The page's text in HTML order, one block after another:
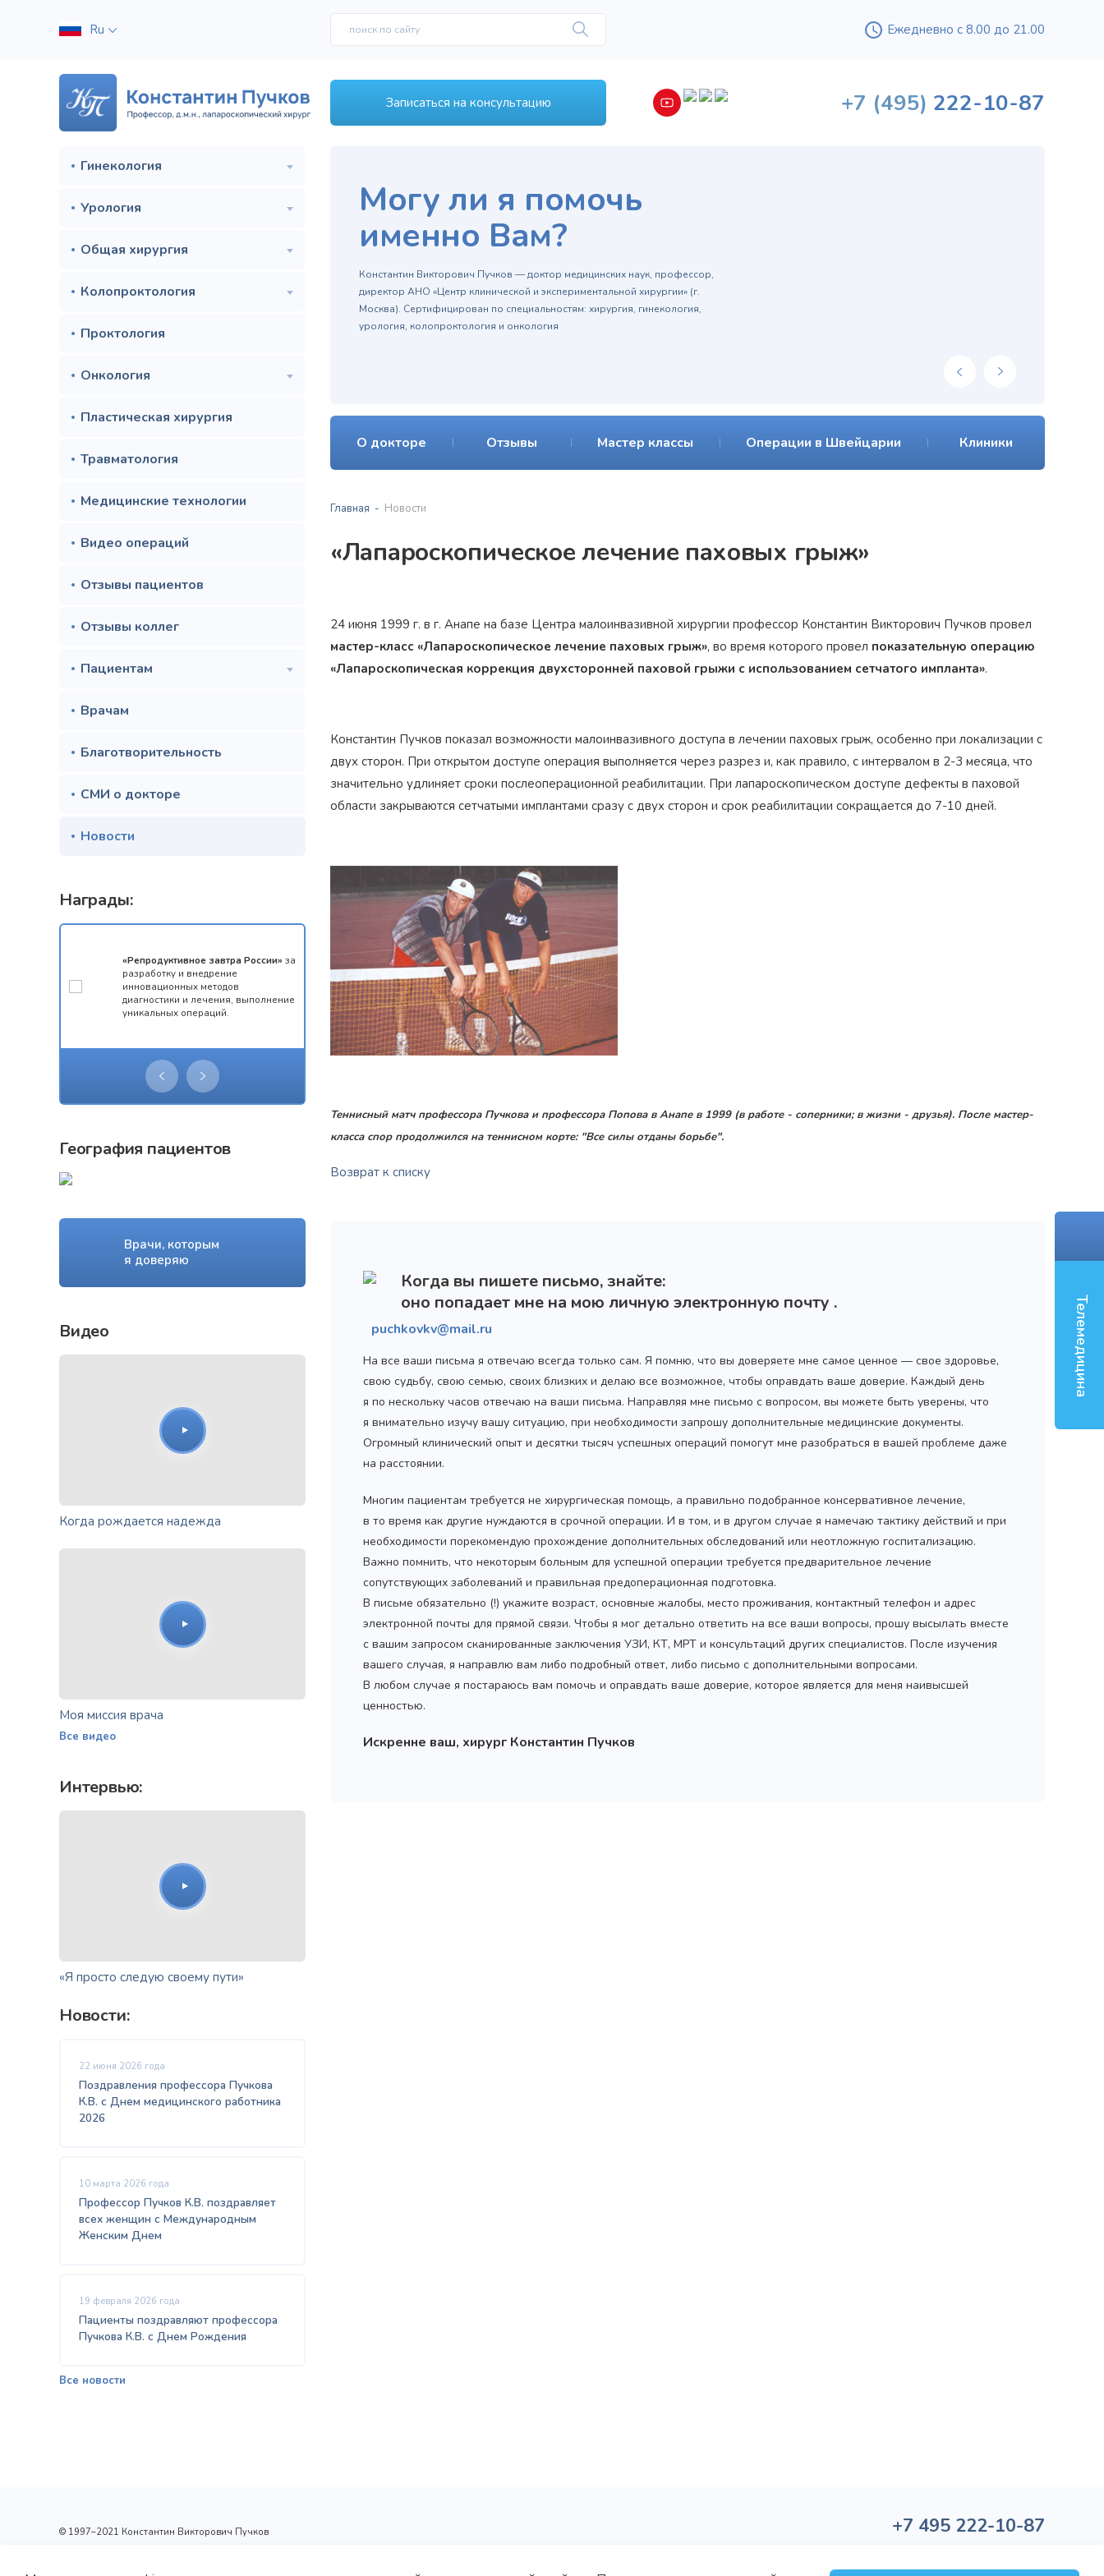
Ru Ежедневно с 8.00 до 21.00
Записаться на консультацию +7 (495) 222-10-87
Гинекология
Урология
Общая хирургия
Колопроктология
Проктология
Онкология
Пластическая хирургия
Травматология
Медицинские технологии
Видео операций
Отзывы пациентов
Отзывы коллег
Пациентам
Врачам
Благотворительность
СМИ о докторе
Новости
Награды:
«Репродуктивное завтра России» за
разработку и внедрение
инновационных методов
диагностики и лечения, выполнение
уникальных операций.
Орден
«Честь и Слава Великой
России»за заслуги перед
Отечеством
Награжден почетным
знаком
лучший лапароскопический хирург
России
География пациентов
Врачи, которым
я доверяю
Видео
Когда рождается надежда
Моя миссия врача
Все видео
Интервью:
«Я просто следую своему пути»
Новости:
22 июня 2026 года
Поздравления профессора Пучкова
К.В. с Днем медицинского работника
2026
10 марта 2026 года
Профессор Пучков К.В. поздравляет
всех женщин с Международным
Женским Днем
19 февраля 2026 года
Пациенты поздравляют профессора
Пучкова К.В. с Днем Рождения
Все новости
Могу ли я помочь
именно Вам?
Константин Викторович Пучков — доктор медицинских наук, профессор,
директор АНО «Центр клинической и экспериментальной хирургии» (г.
Москва). Сертифицирован по специальностям: хирургия, гинекология,
урология, колопроктология и онкология
О докторе Отзывы Мастер классы Операции в Швейцарии Клиники
Главная Новости
«Лапароскопическое лечение паховых грыж»
24 июня 1999 г. в г. Анапе на базе Центра малоинвазивной хирургии профессор Константин Викторович Пучков провел
мастер-класс «Лапароскопическое лечение паховых грыж», во время которого провел показательную операцию
«Лапароскопическая коррекция двухсторонней паховой грыжи с использованием сетчатого импланта».
Константин Пучков показал возможности малоинвазивного доступа в лечении паховых грыж, особенно при локализации с
двух сторон. При открытом доступе операция выполняется через разрез и, как правило, с интервалом в 2-3 месяца, что
значительно удлиняет сроки послеоперационной реабилитации. При лапароскопическом доступе дефекты в паховой
области закрываются сетчатыми имплантами сразу с двух сторон и срок реабилитации сокращается до 7-10 дней.
Теннисный матч профессора Пучкова и профессора Попова в Анапе в 1999 (в работе - соперники; в жизни - друзья). После мастер-
класса спор продолжился на теннисном корте: "Все силы отданы борьбе".
Возврат к списку
Когда вы пишете письмо, знайте:
оно попадает мне на мою личную электронную почту .
puchkovkv@mail.ru Телемедицина
На все ваши письма я отвечаю всегда только сам. Я помню, что вы доверяете мне самое ценное — свое здоровье,
свою судьбу, свою семью, своих близких и делаю все возможное, чтобы оправдать ваше доверие. Каждый день
я по нескольку часов отвечаю на ваши письма. Направляя мне письмо с вопросом, вы можете быть уверены, что
я внимательно изучу вашу ситуацию, при необходимости запрошу дополнительные медицинские документы.
Огромный клинический опыт и десятки тысяч успешных операций помогут мне разобраться в вашей проблеме даже
на расстоянии.
Многим пациентам требуется не хирургическая помощь, а правильно подобранное консервативное лечение,
в то время как другие нуждаются в срочной операции. И в том, и в другом случае я намечаю тактику действий и при
необходимости порекомендую прохождение дополнительных обследований или неотложную госпитализацию.
Важно помнить, что некоторым больным для успешной операции требуется предварительное лечение
сопутствующих заболеваний и правильная предоперационная подготовка.
В письме обязательно (!) укажите возраст, основные жалобы, место проживания, контактный телефон и адрес
электронной почты для прямой связи. Чтобы я мог детально ответить на все ваши вопросы, прошу высылать вместе
с вашим запросом сканированные заключения УЗИ, КТ, МРТ и консультаций других специалистов. После изучения
вашего случая, я направлю вам либо подробный ответ, либо письмо с дополнительными вопросами.
В любом случае я постараюсь вам помочь и оправдать ваше доверие, которое является для меня наивысшей
ценностью.
Искренне ваш, хирург Константин Пучков
© 1997–2021 Константин Викторович Пучков
выдана Департаментом здравоохранения г.Москвы
+7 495 222-10-87
Политика конфиденциальности